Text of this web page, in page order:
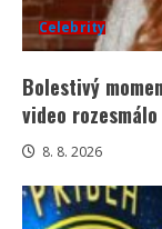
Celebrity
Bolestivý
video
8. 8. 2026